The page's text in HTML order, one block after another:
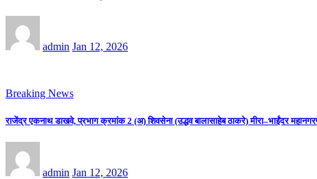
admin Jan 12, 2026
Breaking News
राजेंद्र एकनाथ डाखवे, प्रभाग क्रमांक 2 (अ) शिवसेना (उद्धव बालासाहेब ठाकरे) मीरा–भाईंदर
admin Jan 12, 2026